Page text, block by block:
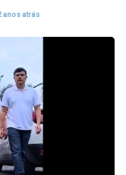
anos atrás